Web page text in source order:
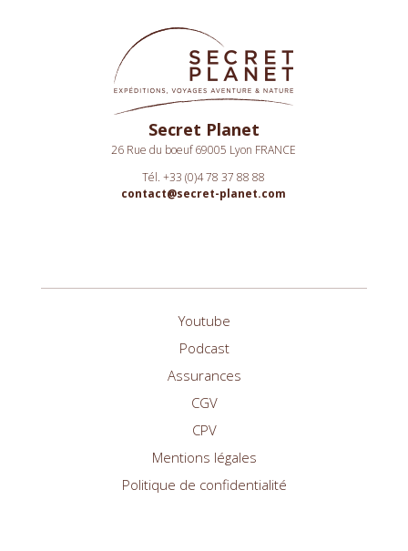
Secret Planet
26 Rue du boeuf 69005 Lyon FRANCE
Tél. +33 (0)4 78 37 88 88
contact@secret-planet.com
Youtube
Podcast
Assurances
CGV
CPV
Mentions légales
Politique de confidentialité